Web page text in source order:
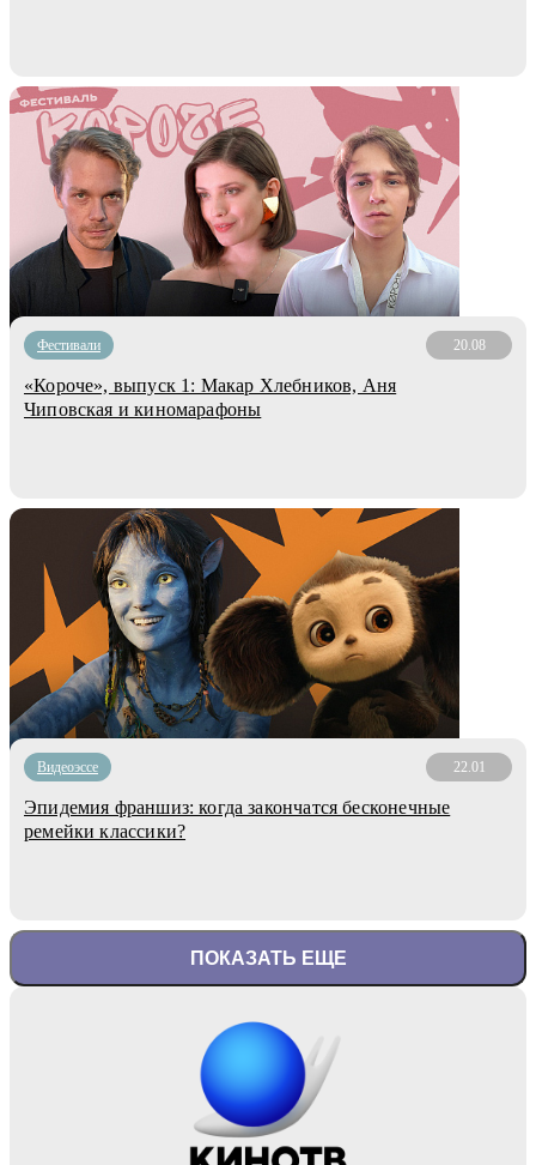
Фестивали 20.08
«Короче», выпуск 1: Макар Хлебников, Аня
Чиповская и киномарафоны
Видеоэссе 22.01
Эпидемия франшиз: когда закончатся бесконечные
ремейки классики?
ПОКАЗАТЬ ЕЩЕ